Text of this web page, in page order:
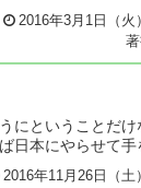
2016年3月1日（火）
にということだけ
日本にやらせて手
2016年11月26日（土）